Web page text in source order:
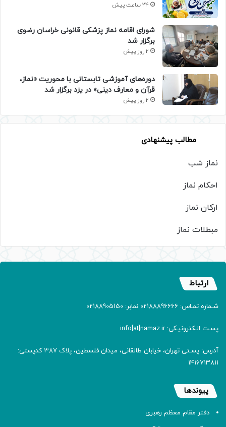
24 ساعت پیش
شورای اقامه نماز پزشکی قانونی خراسان رضوی
برگزار شد
2 روز پیش
دوره‌های آموزشی تابستانی با محوریت «نماز،
قرآن و معارف دینی» در یزد برگزار شد
2 روز پیش
مطالب پیشنهادی
نماز شب
احکام نماز
ارکان نماز
مبطلات نماز
ارتباط
شـماره تمـاس: 02188896666 نمابر: 02188905150
پسـت الـکترونیـکی: info[at]namaz.ir
آدرس: پسـتی تهران، خیابان طالقانی، میدان فلسطین، پلاک 387 کدپستی:
۱۴۱۶۷۱۳۸۱۱
پیوندها
دفتر مقام معظم رهبری